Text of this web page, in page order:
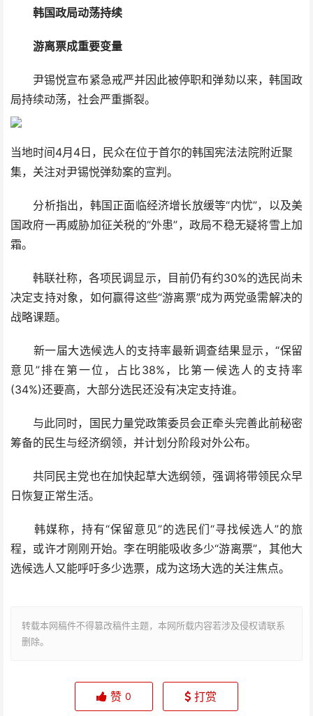
韩国政局动荡持续
游离票成重要变量
尹锡悦宣布紧急戒严并因此被停职和弹劾以来，韩国政
局持续动荡，社会严重撕裂。
当地时间4月4日，民众在位于首尔的韩国宪法法院附近聚
集，关注对尹锡悦弹劾案的宣判。
分析指出，韩国正面临经济增长放缓等“内忧”，以及美
国政府一再威胁加征关税的“外患”，政局不稳无疑将雪上加
霜。
韩联社称，各项民调显示，目前仍有约30%的选民尚未
决定支持对象，如何赢得这些“游离票”成为两党亟需解决的
战略课题。
新一届大选候选人的支持率最新调查结果显示，“保留
意见”排在第一位，占比38%，比第一候选人的支持率
(34%)还要高，大部分选民还没有决定支持谁。
与此同时，国民力量党政策委员会正牵头完善此前秘密
筹备的民生与经济纲领，并计划分阶段对外公布。
共同民主党也在加快起草大选纲领，强调将带领民众早
日恢复正常生活。
韩媒称，持有“保留意见”的选民们“寻找候选人”的旅
程，或许才刚刚开始。李在明能吸收多少“游离票”，其他大
选候选人又能呼吁多少选票，成为这场大选的关注焦点。
转载本网稿件不得篡改稿件主题，本网所载内容若涉及侵权请联系
删除。
赞 0 打赏